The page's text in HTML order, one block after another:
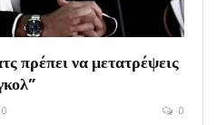
πρέπει να μετατρέψεις
0